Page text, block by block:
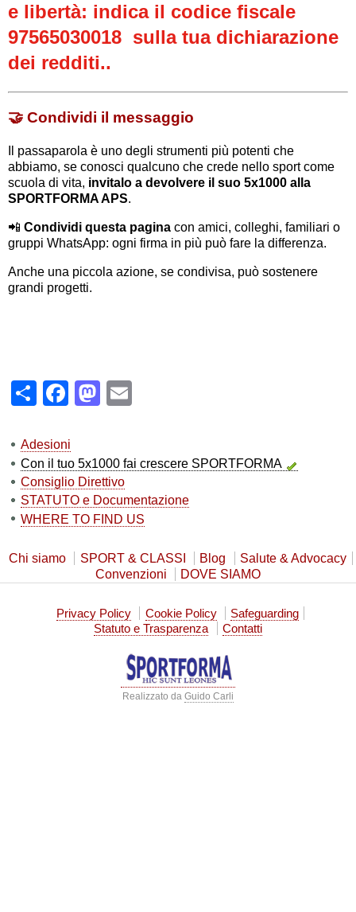
e libertà: indica il codice fiscale
97565030018 sulla tua dichiarazione
dei redditi..
🤝 Condividi il messaggio
Il passaparola è uno degli strumenti più potenti che
abbiamo, se conosci qualcuno che crede nello sport come
scuola di vita, invitalo a devolvere il suo 5x1000 alla
SPORTFORMA APS.
📲 Condividi questa pagina con amici, colleghi, familiari o
gruppi WhatsApp: ogni firma in più può fare la differenza.
Anche una piccola azione, se condivisa, può sostenere
grandi progetti.
ShareFacebook
Mastodon
Adesioni
Con il tuo 5x1000 fai crescere SPORTFORMA
Consiglio Direttivo
STATUTO e Documentazione
WHERE TO FIND US
Chi siamo SPORT & CLASSI Blog
Salute & Advocacy
Convenzioni
DOVE SIAMO
Privacy Policy Cookie Policy
Safeguarding
Statuto e Trasparenza
Contatti
Realizzato da Guido Carli